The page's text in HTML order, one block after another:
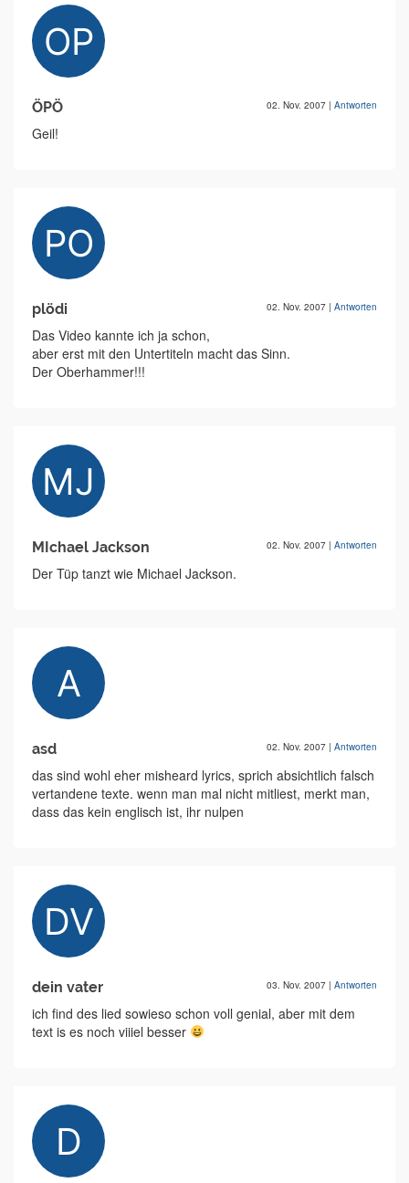
ÖPÖ 02. Nov. 2007 | Antworten
Geil!
plödi 02. Nov. 2007 | Antworten
Das Video kannte ich ja schon,
aber erst mit den Untertiteln macht das Sinn.
Der Oberhammer!!!
MIchael Jackson 02. Nov. 2007 | Antworten
Der Tüp tanzt wie Michael Jackson.
asd 02. Nov. 2007 | Antworten
das sind wohl eher misheard lyrics, sprich absichtlich falsch
vertandene texte. wenn man mal nicht mitliest, merkt man,
dass das kein englisch ist, ihr nulpen
dein vater 03. Nov. 2007 | Antworten
ich find des lied sowieso schon voll genial, aber mit dem
text is es noch viiiel besser